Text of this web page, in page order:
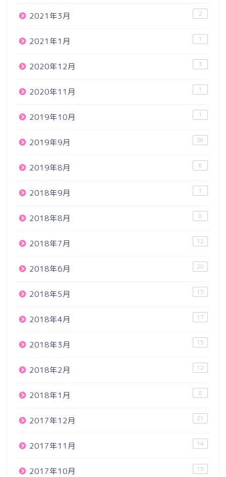
2021年3月 2
2021年1月 1
2020年12月 3
2020年11月 1
2019年10月 1
2019年9月 36
2019年8月 6
2018年9月 1
2018年8月 8
2018年7月 12
2018年6月 20
2018年5月 15
2018年4月 17
2018年3月 15
2018年2月 12
2018年1月 8
2017年12月 21
2017年11月 14
2017年10月 15